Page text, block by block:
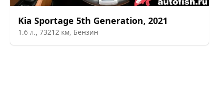
Kia Sportage 5th Generation, 2021
1.6 л., 73212 км, Бензин